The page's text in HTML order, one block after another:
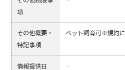
項
その他概要・
特記事項
ペット飼育可※規約
情報提供日 ‐